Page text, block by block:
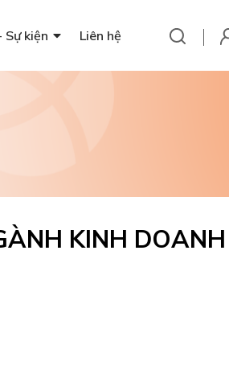
Sự kiện Liên hệ
KINH DOANH